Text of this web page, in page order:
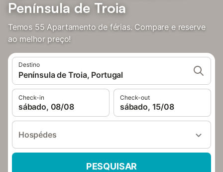
Península de Troia
Temos 55 Apartamento de férias. Compare e reserve
ao melhor preço!
Destino
Península de Troia, Portugal
Check-in
sábado, 08/08
Check-out
sábado, 15/08
Hospédes
PESQUISAR